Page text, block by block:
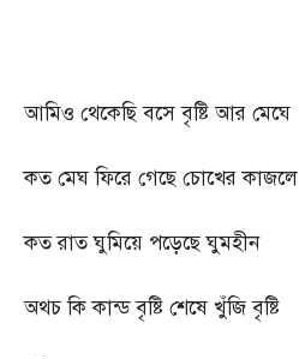
আমিও থেকেছি বসে বৃষ্টি আর মেঘে
কত মেঘ ফিরে গেছে চোখের কাজলে
কত রাত ঘুমিয়ে পড়েছে ঘুমহীন
অথচ কি কান্ড বৃষ্টি শেষে খুঁজি বৃষ্টি